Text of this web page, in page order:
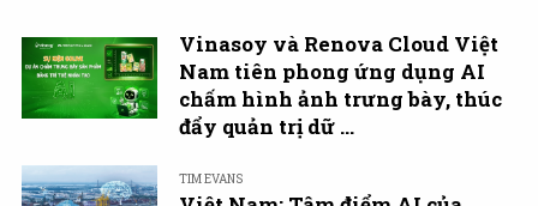
Vinasoy và Renova Cloud Việt
Nam tiên phong ứng dụng AI
chấm hình ảnh trưng bày, thúc
đẩy quản trị dữ ...
TIM EVANS